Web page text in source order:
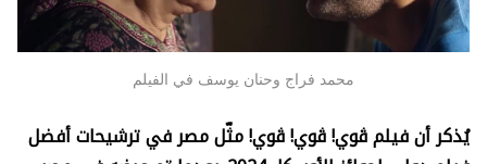
محمد فراج وحنان يوسف في الفيلم
يُذكر أن فيلم ڤوي! ڤوي! ڤوي! مثّل مصر في ترشيحات أفضل